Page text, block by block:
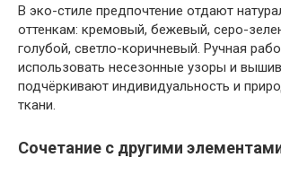
В эко-стиле предпочтение отдают
оттенкам: кремовый, бежевый, серо-
голубой, светло-коричневый. Ручная
использовать несезонные узоры и
подчёркивают индивидуальность и
ткани.
Сочетание с другими